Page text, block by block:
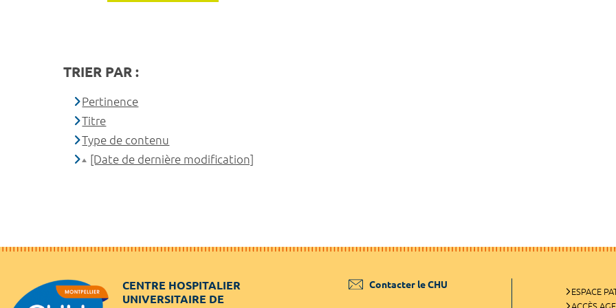
TRIER PAR :
Pertinence
Titre
Type de contenu
[Date de dernière modification]
CENTRE HOSPITALIER
UNIVERSITAIRE DE
Contacter le CHU
ESPACE
ACCÈS